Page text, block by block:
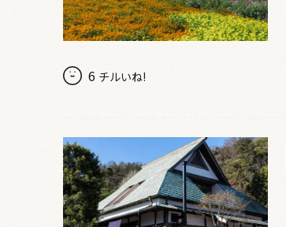
6 チルいね!